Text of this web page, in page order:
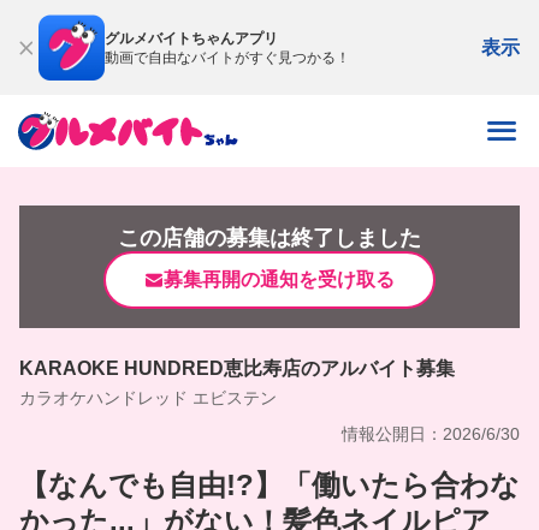
グルメバイトちゃんアプリ
動画で自由なバイトがすぐ見つかる！
表示
この店舗の募集は終了しました
募集再開の通知を受け取る
KARAOKE HUNDRED恵比寿店のアルバイト募集
カラオケハンドレッド エビステン
情報公開日：2026/6/30
【なんでも自由!?】「働いたら合わな
かった...」がない！髪色ネイルピア